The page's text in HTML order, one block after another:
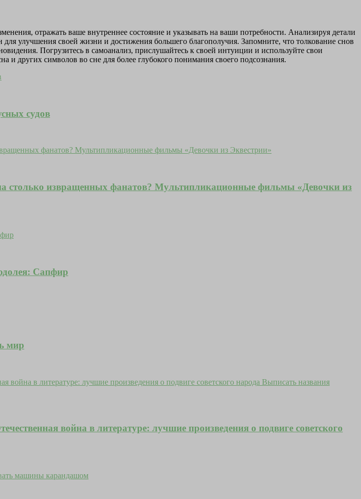
отражать ваше внутреннее состояние и указывать на ваши потребности. Анализируя детали
улучшения своей жизни и достижения большего благополучия. Запомните, что толкование снов
Погрузитесь в самоанализ, прислушайтесь к своей интуиции и используйте свои
других символов во сне для более глубокого понимания своего подсознания.
судов
столько извращенных фанатов? Мультипликационные фильмы «Девочки из
Сапфир
мир
война в литературе: лучшие произведения о подвиге советского